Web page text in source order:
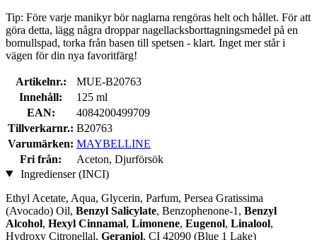
Tip: Före varje manikyr bör naglarna rengöras helt och hållet. För att
göra detta, lägg några droppar nagellacksborttagningsmedel på en
bomullspad, torka från basen till spetsen - klart. Inget mer står i
vägen för din nya favoritfärg!
Artikelnr.:
MUE-B20763
Innehåll:
125 ml
EAN:
4084200499709
Tillverkarnr.: B20763
Varumärken: MAYBELLINE
Fri från:
Aceton, Djurförsök
Ingredienser (INCI)
Ethyl Acetate, Aqua, Glycerin, Parfum, Persea Gratissima
(Avocado) Oil, Benzyl Salicylate, Benzophenone-1, Benzyl
Alcohol, Hexyl Cinnamal, Limonene, Eugenol, Linalool,
Hydroxy Citronellal, Geraniol, CI 42090 (Blue 1 Lake)